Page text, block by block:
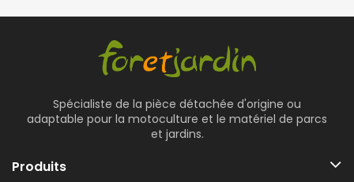
Spécialiste de la pièce détachée d'origine ou
adaptable pour la motoculture et le matériel de parcs
et jardins.
Produits